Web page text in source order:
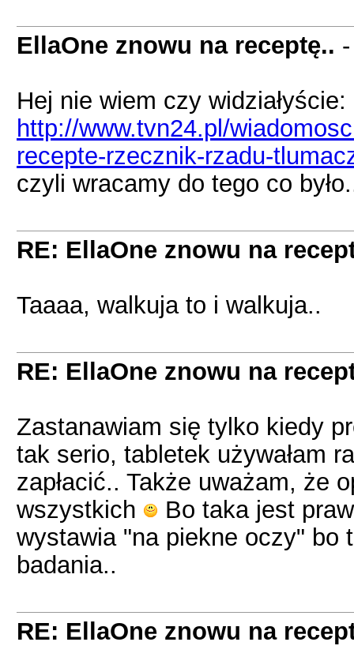
EllaOne znowu na receptę..
Hej nie wiem czy widziałyście:
http://www.tvn24.pl/
recepte-rzecznik-rzadu-
czyli wracamy do tego co
RE: EllaOne znowu na
Taaaa, walkuja to i walkuja..
RE: EllaOne znowu na
Zastanawiam się tylko kiedy
tak serio, tabletek używałam
zapłacić.. Także uważam, że
wszystkich
Bo taka jest
wystawia "na piekne oczy" bo
badania..
RE: EllaOne znowu na